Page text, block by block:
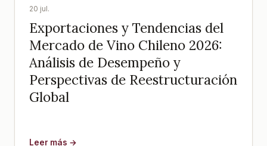
20 jul.
Exportaciones y Tendencias del
Mercado de Vino Chileno 2026:
Análisis de Desempeño y
Perspectivas de Reestructuración
Global
Leer más →